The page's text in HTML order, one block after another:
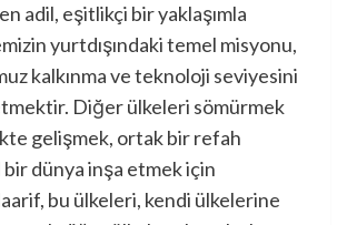
adil, eşitlikçi bir yaklaşımla
yurtdışındaki temel misyonu,
kalkınma ve teknoloji seviyesini
Diğer ülkeleri sömürmek
gelişmek, ortak bir refah
dünya inşa etmek için
bu ülkeleri, kendi ülkelerine